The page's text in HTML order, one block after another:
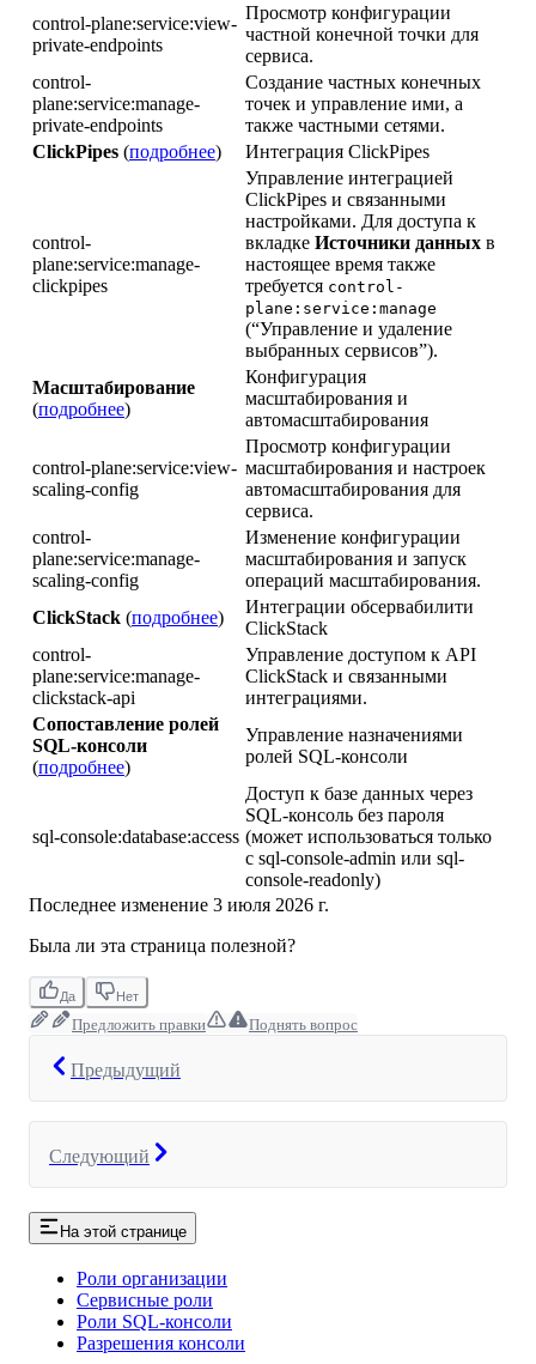
control-plane:service:view-
private-endpoints
Просмотр конфигурации
частной конечной точки для
сервиса.
control-
plane:service:manage-
private-endpoints
Создание частных конечных
точек и управление ими, а
также частными сетями.
ClickPipes (подробнее) Интеграция ClickPipes
control-
plane:service:manage-
clickpipes
Управление интеграцией
ClickPipes и связанными
настройками. Для доступа к
вкладке Источники данных в
настоящее время также
требуется control-
plane:service:manage
(“Управление и удаление
выбранных сервисов”).
Масштабирование
(подробнее)
Конфигурация
масштабирования и
автомасштабирования
control-plane:service:view-
scaling-config
Просмотр конфигурации
масштабирования и настроек
автомасштабирования для
сервиса.
control-
plane:service:manage-
scaling-config
Изменение конфигурации
масштабирования и запуск
операций масштабирования.
ClickStack (подробнее)
Интеграции обсервабилити
ClickStack
control-
plane:service:manage-
clickstack-api
Управление доступом к API
ClickStack и связанными
интеграциями.
Сопоставление ролей
SQL-консоли
(подробнее)
Управление назначениями
ролей SQL-консоли
sql-console:database:access
Доступ к базе данных через
SQL-консоль без пароля
(может использоваться только
с sql-console-admin или sql-
console-readonly)
Последнее изменение 3 июля 2026 г.
Была ли эта страница полезной?
Да Нет
Предложить правки Поднять вопрос
Предыдущий
Следующий
На этой странице
Роли организации
Сервисные роли
Роли SQL-консоли
Разрешения консоли